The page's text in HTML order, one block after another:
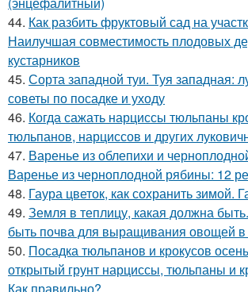
44. Как разбить фруктовый сад на
Наилучшая совместимость плодовых
кустарников
45. Сорта западной туи. Туя западная:
советы по посадке и уходу
46. Когда сажать нарциссы тюльпаны
тюльпанов, нарциссов и других
47. Варенье из облепихи и
Варенье из черноплодной рябины: 12
48. Гаура цветок, как сохранить зимой.
49. Земля в теплицу, какая должна
быть почва для выращивания овощей в
50. Посадка тюльпанов и крокусов
открытый грунт нарциссы, тюльпаны и